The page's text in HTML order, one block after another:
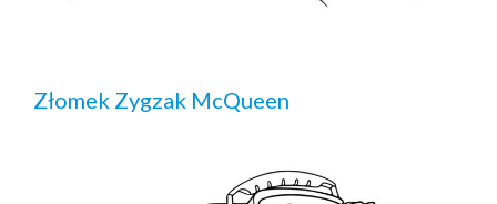
Złomek Zygzak McQueen